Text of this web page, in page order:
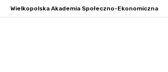
Wielkopolska Akademia Społeczno-Ekonomiczna